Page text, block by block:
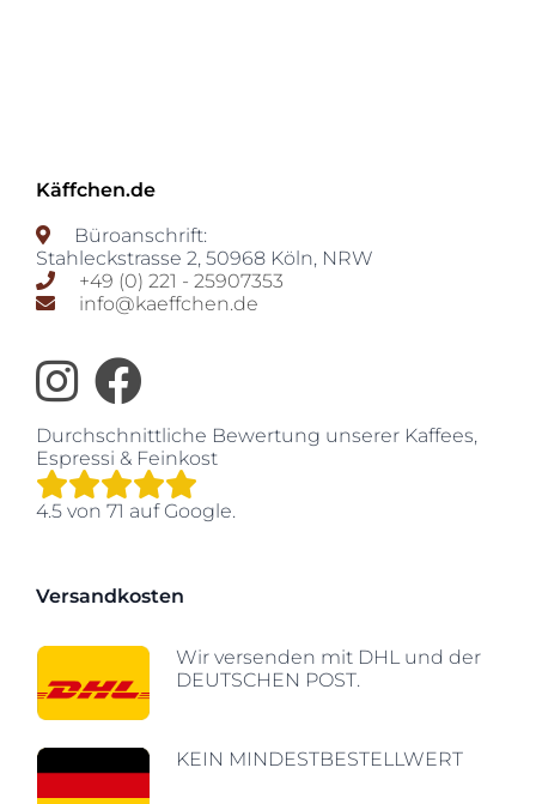
Käffchen.de
Büroanschrift:
Stahleckstrasse 2, 50968 Köln, NRW
+49 (0) 221 - 25907353
info@kaeffchen.de
Durchschnittliche Bewertung unserer Kaffees,
Espressi & Feinkost
4.5 von 71 auf Google.
Versandkosten
Wir versenden mit DHL und der
DEUTSCHEN POST.
KEIN MINDESTBESTELLWERT